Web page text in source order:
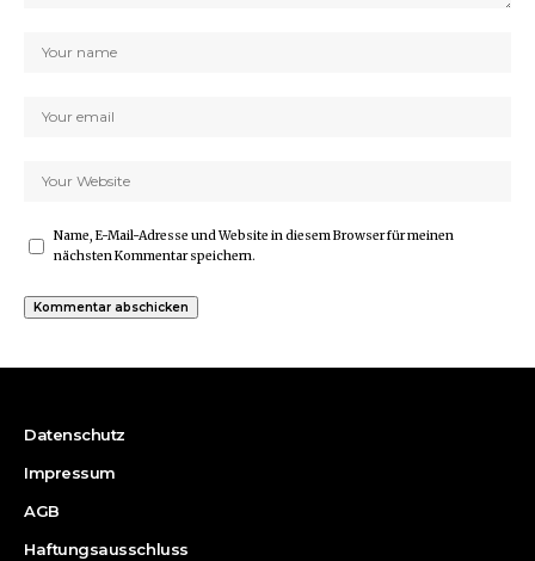
Name, E-Mail-Adresse und Website in diesem Browser für meinen
nächsten Kommentar speichern.
Datenschutz
Impressum
AGB
Haftungsausschluss